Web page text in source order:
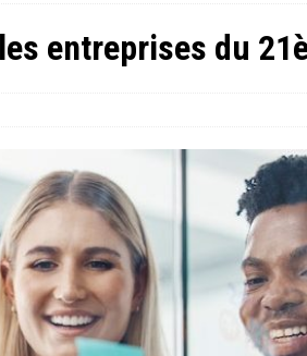
entreprises du